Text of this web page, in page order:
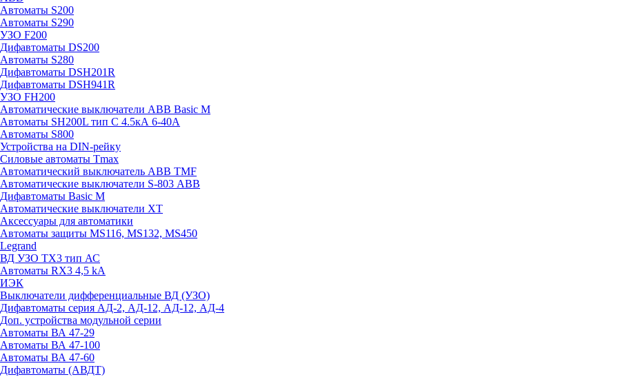
Автоматы S200
Автоматы S290
УЗО F200
Дифавтоматы DS200
Автоматы S280
Дифавтоматы DSH201R
Дифавтоматы DSH941R
УЗО FH200
Автоматические выключатели ABB Basic M
Автоматы SH200L тип С 4.5кА 6-40А
Автоматы S800
Устройства на DIN-рейку
Силовые автоматы Tmax
Автоматический выключатель ABB TMF
Автоматические выключатели S-803 АВВ
Дифавтоматы Basic M
Автоматические выключатели XT
Аксессуары для автоматики
Автоматы защиты MS116, MS132, MS450
Legrand
ВД УЗО TX3 тип АС
Автоматы RX3 4,5 kA
ИЭК
Выключатели дифференциальные ВД (УЗО)
Дифавтоматы серия АД-2, АД-12, АД-12, АД-4
Доп. устройства модульной серии
Автоматы ВА 47-29
Автоматы ВА 47-100
Автоматы ВА 47-60
Дифавтоматы (АВДТ)